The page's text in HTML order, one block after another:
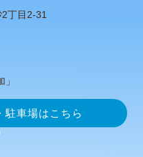
丁目2-31
駐車場はこちら